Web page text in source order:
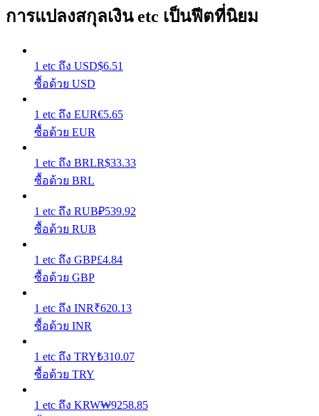
รับรางวัลการแข่งขันทุกวัน
การปักหลัก
ผลตอบแทนสูงและเข้าถึงได้ทันที
Launchpool
การเซ้งแบบยืดหยุ่นเพื่อรับโทเคนยอดนิยม
การแปลงสกุลเงิน etc เป็นฟีตที่นิยม
1 etc ถึง USD$6.51
ซื้อด้วย USD
1 etc ถึง EUR€5.65
ซื้อด้วย EUR
1 etc ถึง BRLR$33.33
ซื้อด้วย BRL
1 etc ถึง RUB₽539.92
ซื้อด้วย RUB
1 etc ถึง GBP£4.84
ซื้อด้วย GBP
1 etc ถึง INR₹620.13
ซื้อด้วย INR
1 etc ถึง TRY₺310.07
ซื้อด้วย TRY
1 etc ถึง KRW₩9258.85